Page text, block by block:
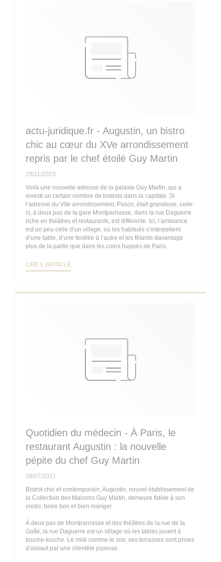
actu-juridique.fr - Augustin, un bistro
chic au cœur du XVe arrondissement
repris par le chef étoilé Guy Martin
28/11/2023
Voilà une nouvelle adresse de la galaxie Guy Martin, qui a
investi un certain nombre de bistrots dans la capitale. Si
l’adresse du VIIe arrondissement, Pasco, était grandiose, celle-
ci, à deux pas de la gare Montparnasse, dans la rue Daguerre
riche en théâtres et restaurants, est différente. Ici, l’ambiance
est un peu celle d’un village, où les habitués s’interpellent
d’une table, d’une fenêtre à l’autre et les fêtards davantage
plus de la partie que dans les coins huppés de Paris.
LIRE L'ARTICLE
Quotidien du médecin - À Paris, le
restaurant Augustin : la nouvelle
pépite du chef Guy Martin
09/07/2021
Bistrot chic et contemporain, Augustin, nouvel établissement de
la Collection des Maisons Guy Martin, demeure fidèle à son
credo, boire bon et bien manger.
À deux pas de Montparnasse et des théâtres de la rue de la
Gaîté, la rue Daguerre est un village où les tables jouent à
touche-touche. Le midi comme le soir, ses terrasses sont prises
d’assaut par une clientèle joyeuse.